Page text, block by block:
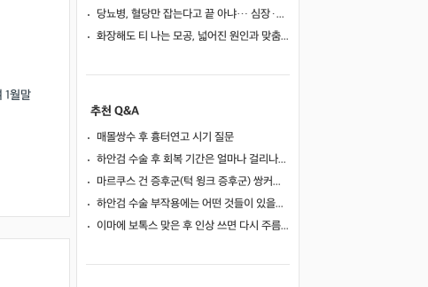
1월말
당뇨병, 혈당만 잡는다고 끝 아냐… 심장·신장·발 건강 관리까지 챙겨야
화장해도 티 나는 모공, 넓어진 원인과 맞춤 치료법
추천 Q&A
매몰쌍수 후 흉터연고 시기 질문
하안검 수술 후 회복 기간은 얼마나 걸리나요?
마르쿠스 건 증후군(턱 윙크 증후군) 쌍커풀 수술 가능 여부
하안검 수술 부작용에는 어떤 것들이 있을까요?
이마에 보톡스 맞은 후 인상 쓰면 다시 주름이 생길까요?